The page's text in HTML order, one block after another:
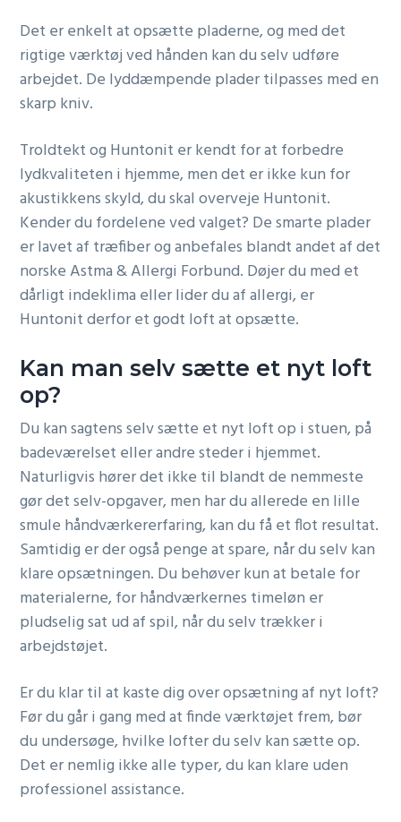
Det er enkelt at opsætte pladerne, og med det
rigtige værktøj ved hånden kan du selv udføre
arbejdet. De lyddæmpende plader tilpasses med en
skarp kniv.
Troldtekt og Huntonit er kendt for at forbedre
lydkvaliteten i hjemme, men det er ikke kun for
akustikkens skyld, du skal overveje Huntonit.
Kender du fordelene ved valget? De smarte plader
er lavet af træfiber og anbefales blandt andet af det
norske Astma & Allergi Forbund. Døjer du med et
dårligt indeklima eller lider du af allergi, er
Huntonit derfor et godt loft at opsætte.
Kan man selv sætte et nyt loft
op?
Du kan sagtens selv sætte et nyt loft op i stuen, på
badeværelset eller andre steder i hjemmet.
Naturligvis hører det ikke til blandt de nemmeste
gør det selv-opgaver, men har du allerede en lille
smule håndværkererfaring, kan du få et flot resultat.
Samtidig er der også penge at spare, når du selv kan
klare opsætningen. Du behøver kun at betale for
materialerne, for håndværkernes timeløn er
pludselig sat ud af spil, når du selv trækker i
arbejdstøjet.
Er du klar til at kaste dig over opsætning af nyt loft?
Før du går i gang med at finde værktøjet frem, bør
du undersøge, hvilke lofter du selv kan sætte op.
Det er nemlig ikke alle typer, du kan klare uden
professionel assistance.